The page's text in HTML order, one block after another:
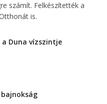
számít. Felkészítették a
is.
Duna vízszintje